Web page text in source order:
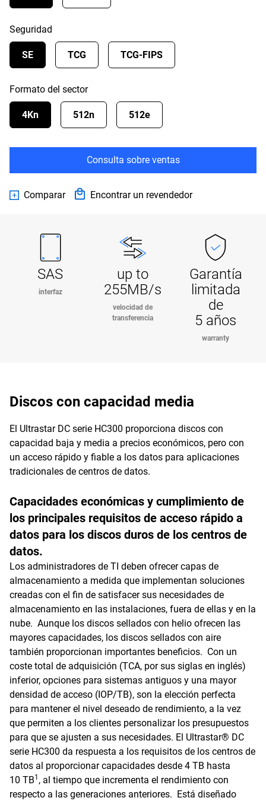
Seguridad
SE TCG TCG-FIPS
Formato del sector
4Kn 512n 512e
Consulta sobre ventas
Comparar Encontrar un revendedor
SAS
interfaz
up to
255MB/s
velocidad de
transferencia
Garantía
limitada
de
5 años
warranty
Discos con capacidad media
El Ultrastar DC serie HC300 proporciona discos con
capacidad baja y media a precios económicos, pero con
un acceso rápido y fiable a los datos para aplicaciones
tradicionales de centros de datos.
Capacidades económicas y cumplimiento de
los principales requisitos de acceso rápido a
datos para los discos duros de los centros de
datos.
Los administradores de TI deben ofrecer capas de
almacenamiento a medida que implementan soluciones
creadas con el fin de satisfacer sus necesidades de
almacenamiento en las instalaciones, fuera de ellas y en la
nube. Aunque los discos sellados con helio ofrecen las
mayores capacidades, los discos sellados con aire
también proporcionan importantes beneficios. Con un
coste total de adquisición (TCA, por sus siglas en inglés)
inferior, opciones para sistemas antiguos y una mayor
densidad de acceso (IOP/TB), son la elección perfecta
para mantener el nivel deseado de rendimiento, a la vez
que permiten a los clientes personalizar los presupuestos
para que se ajusten a sus necesidades. El Ultrastar® DC
serie HC300 da respuesta a los requisitos de los centros de
datos al proporcionar capacidades desde 4 TB hasta
10 TB1 , al tiempo que incrementa el rendimiento con
respecto a las generaciones anteriores. Está diseñado